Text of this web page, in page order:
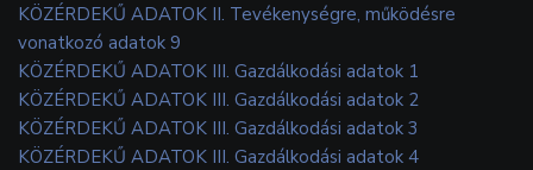
KÖZÉRDEKŰ ADATOK II. Tevékenységre, működésre
vonatkozó adatok 9
KÖZÉRDEKŰ ADATOK III. Gazdálkodási adatok 1
KÖZÉRDEKŰ ADATOK III. Gazdálkodási adatok 2
KÖZÉRDEKŰ ADATOK III. Gazdálkodási adatok 3
KÖZÉRDEKŰ ADATOK III. Gazdálkodási adatok 4